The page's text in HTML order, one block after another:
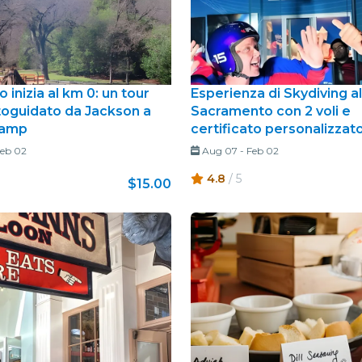
inizia al km 0: un tour
da Jackson a
02
$15.00
Esperienza di Skydiving
Sacramento con 2 voli e
certificato
Aug 07 - Feb 02
4.8 / 5